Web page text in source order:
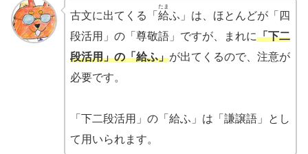
古文に出てくる「 給
たま
ふ」は、ほとんどが「四
段活用」の「尊敬語」ですが、まれに「下二
段活用」の「給ふ」が出てくるので、注意が
必要です。
「下二段活用」の「給ふ」は「謙譲語」とし
て用いられます。